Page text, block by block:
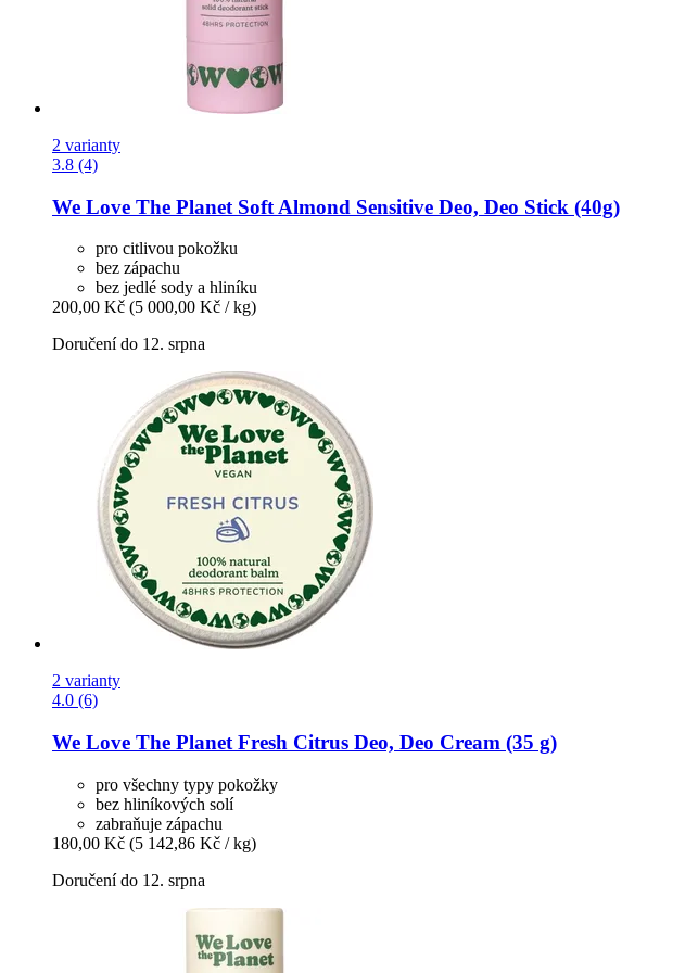
2 varianty
3.8 (4)
We Love The Planet Soft Almond Sensitive Deo, Deo Stick (40g)
pro citlivou pokožku
bez zápachu
bez jedlé sody a hliníku
200,00 Kč (5 000,00 Kč / kg)
Doručení do 12. srpna
2 varianty
4.0 (6)
We Love The Planet Fresh Citrus Deo, Deo Cream (35 g)
pro všechny typy pokožky
bez hliníkových solí
zabraňuje zápachu
180,00 Kč (5 142,86 Kč / kg)
Doručení do 12. srpna